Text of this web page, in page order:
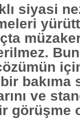
siyasi
bakıma
ve
görüşme